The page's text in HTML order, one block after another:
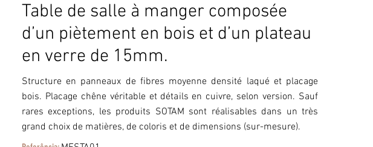
Table de salle à manger composée
d’un piètement en bois et d’un plateau
en verre de 15mm.
Structure en panneaux de fibres moyenne densité laqué et placage
bois. Placage chêne véritable et détails en cuivre, selon version. Sauf
rares exceptions, les produits SOTAM sont réalisables dans un très
grand choix de matières, de coloris et de dimensions (sur-mesure).